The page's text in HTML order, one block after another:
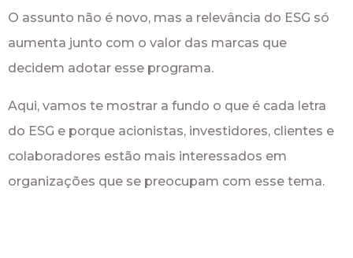
O assunto não é novo, mas a relevância do ESG só
aumenta junto com o valor das marcas que
decidem adotar esse programa.
Aqui, vamos te mostrar a fundo o que é cada letra
do ESG e porque acionistas, investidores, clientes e
colaboradores estão mais interessados em
organizações que se preocupam com esse tema.